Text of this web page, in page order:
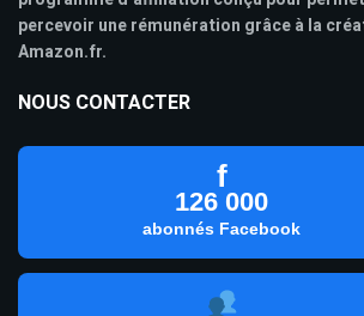
percevoir une rémunération grâce à la
Amazon.fr.
NOUS CONTACTER
f
126 000
abonnés Facebook